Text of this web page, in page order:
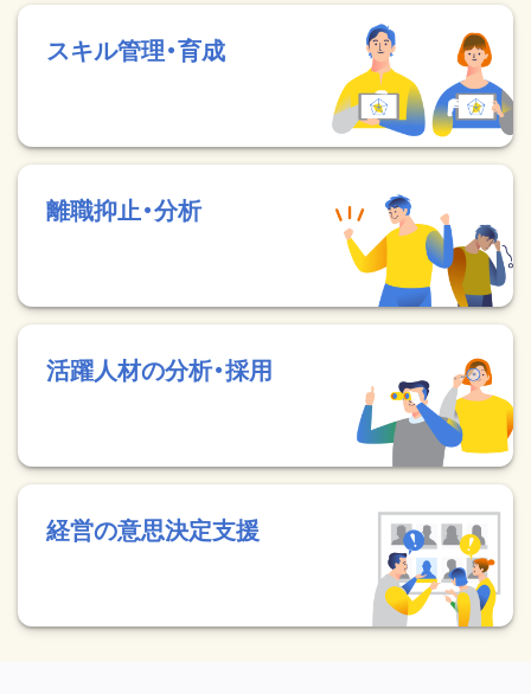
スキル管理・育成
離職抑止・分析
活躍人材の分析・採用
経営の意思決定支援